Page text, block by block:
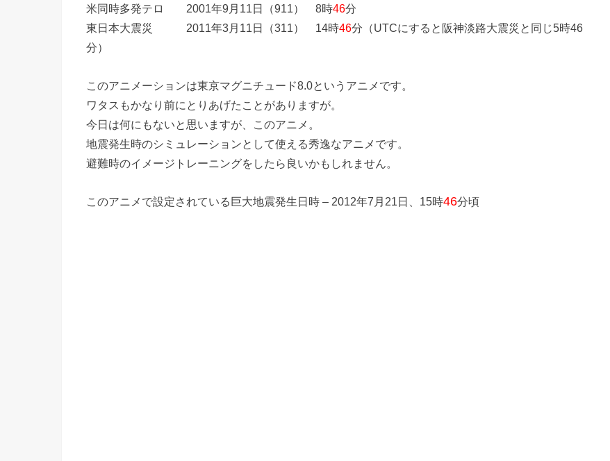
米同時多発テロ 2001年9月11日（911） 8時46分
東日本大震災 2011年3月11日（311） 14時46分（UTCにすると阪神淡路大震災と同じ5時46
分）
このアニメーションは東京マグニチュード8.0というアニメです。
ワタスもかなり前にとりあげたことがありますが。
今日は何にもないと思いますが、このアニメ。
地震発生時のシミュレーションとして使える秀逸なアニメです。
避難時のイメージトレーニングをしたら良いかもしれません。
このアニメで設定されている巨大地震発生日時 – 2012年7月21日、15時46分頃